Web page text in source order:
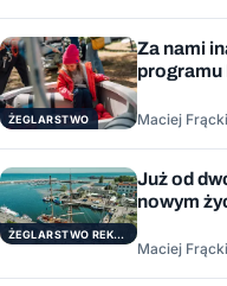
ŻEGLARSTWO
Za nami
programu
Maciej
ŻEGLARSTWO REKERACYJNE
Już od
nowym
Maciej